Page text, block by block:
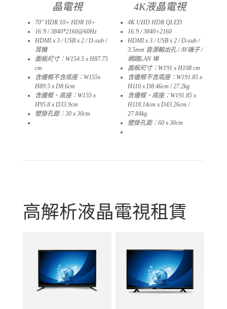
晶電視
70″ HDR 10+ HDR 10+
16:9 / 3840*2160@60Hz
HDMI x 3 / USB x 2 / D-sub /
耳機
面板尺寸：W154.5 x H87.75
cm
含邊框不含底座：W155x
H89.5 x D8.6cm
含邊框、底座：W155 x
H95.8 x D33.9cm
壁掛孔距：30 x 30cm
4K液晶電視
4K UHD HDR QLED
16:9 / 3840×2160
HDMI x 3 / USB x 2 / D-sub /
3.5mm 音源輸出孔 / AV端子 /
網路LAN 埠
面板尺寸：W191 x H108 cm
含邊框不含底座：W191.85 x
H110 x D8.46cm / 27.2kg
含邊框、底座：W191.85 x
H118.14cm x D43.26cm /
27.84kg
壁掛孔距：60 x 30cm
高解析液晶電視租賃